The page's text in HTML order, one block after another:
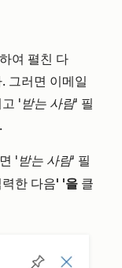
여 펼친 다
그러면 이메일
'받는 사람' 필
'받는 사람' 필
한 다음' '을 클